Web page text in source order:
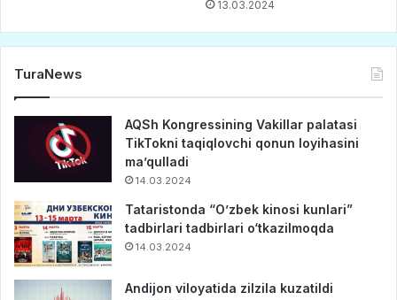
13.03.2024
TuraNews
AQSh Kongressining Vakillar palatasi
TikTokni taqiqlovchi qonun loyihasini
ma’qulladi
14.03.2024
Tataristonda “O’zbek kinosi kunlari”
tadbirlari tadbirlari o‘tkazilmoqda
14.03.2024
Andijon viloyatida zilzila kuzatildi